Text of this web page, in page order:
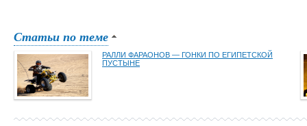
Статьи по теме
РАЛЛИ ФАРАОНОВ — ГОНКИ ПО ЕГИПЕТСКОЙ
ПУСТЫНЕ